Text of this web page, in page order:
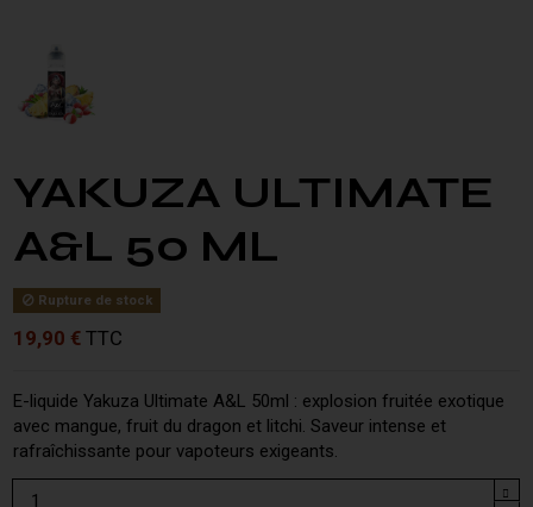
YAKUZA ULTIMATE
A&L 50 ML
Rupture de stock
19,90 €TTC
E-liquide Yakuza Ultimate A&L 50ml : explosion fruitée exotique
avec mangue, fruit du dragon et litchi. Saveur intense et
rafraîchissante pour vapoteurs exigeants.